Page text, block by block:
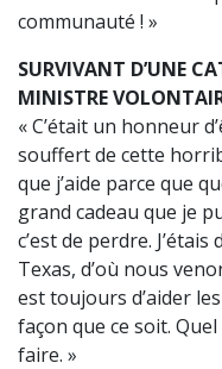
communauté ! »
SURVIVANT D’UNE
MINISTRE
« C’était un honneur
souffert de cette
que j’aide parce que
grand cadeau que je
c’est de perdre.
Texas, d’où nous
est toujours d’aider
façon que ce soit.
faire. »